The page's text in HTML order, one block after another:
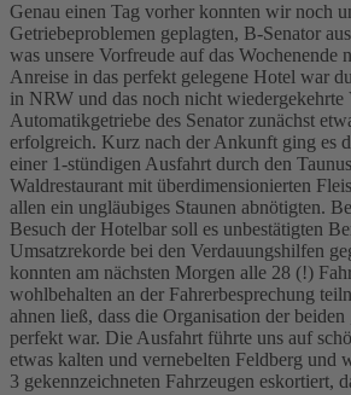
Genau einen Tag vorher konnten wir noch
Getriebeproblemen geplagten, B-Senator
was unsere Vorfreude auf das Wochenende
Anreise in das perfekt gelegene Hotel war
in NRW und das noch nicht wiedergekehrte
Automatikgetriebe des Senator zunächst
erfolgreich. Kurz nach der Ankunft ging es
einer 1-stündigen Ausfahrt durch den
Waldrestaurant mit überdimensionierten
allen ein ungläubiges Staunen abnötigten.
Besuch der Hotelbar soll es unbestätigten
Umsatzrekorde bei den Verdauungshilfen
konnten am nächsten Morgen alle 28 (!)
wohlbehalten an der Fahrerbesprechung
ahnen ließ, dass die Organisation der beiden
perfekt war. Die Ausfahrt führte uns auf
etwas kalten und vernebelten Feldberg und
3 gekennzeichneten Fahrzeugen eskortiert,